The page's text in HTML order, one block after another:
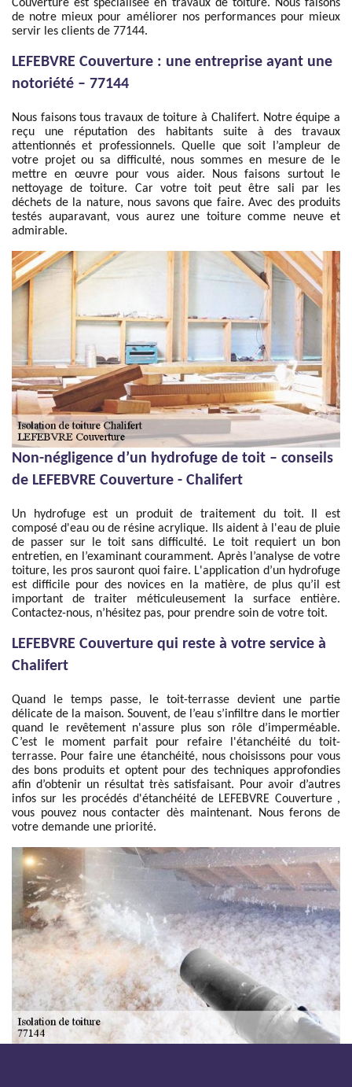
Couverture est spécialisée en travaux de toiture. Nous faisons
de notre mieux pour améliorer nos performances pour mieux
servir les clients de 77144.
LEFEBVRE Couverture : une entreprise ayant une
notoriété – 77144
Nous faisons tous travaux de toiture à Chalifert. Notre équipe a
reçu une réputation des habitants suite à des travaux
attentionnés et professionnels. Quelle que soit l’ampleur de
votre projet ou sa difficulté, nous sommes en mesure de le
mettre en œuvre pour vous aider. Nous faisons surtout le
nettoyage de toiture. Car votre toit peut être sali par les
déchets de la nature, nous savons que faire. Avec des produits
testés auparavant, vous aurez une toiture comme neuve et
admirable.
Non-négligence d’un hydrofuge de toit – conseils
de LEFEBVRE Couverture - Chalifert
Un hydrofuge est un produit de traitement du toit. Il est
composé d'eau ou de résine acrylique. Ils aident à l'eau de pluie
de passer sur le toit sans difficulté. Le toit requiert un bon
entretien, en l’examinant couramment. Après l’analyse de votre
toiture, les pros sauront quoi faire. L'application d’un hydrofuge
est difficile pour des novices en la matière, de plus qu’il est
important de traiter méticuleusement la surface entière.
Contactez-nous, n’hésitez pas, pour prendre soin de votre toit.
LEFEBVRE Couverture qui reste à votre service à
Chalifert
Quand le temps passe, le toit-terrasse devient une partie
délicate de la maison. Souvent, de l’eau s’infiltre dans le mortier
quand le revêtement n'assure plus son rôle d’imperméable.
C’est le moment parfait pour refaire l'étanchéité du toit-
terrasse. Pour faire une étanchéité, nous choisissons pour vous
des bons produits et optent pour des techniques approfondies
afin d’obtenir un résultat très satisfaisant. Pour avoir d’autres
infos sur les procédés d'étanchéité de LEFEBVRE Couverture ,
vous pouvez nous contacter dès maintenant. Nous ferons de
votre demande une priorité.